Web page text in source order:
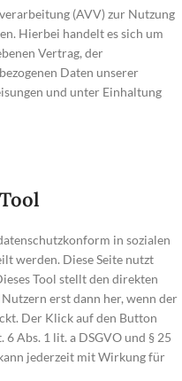
(AVV) zur Nutzung
Hierbei handelt es sich um
Vertrag, der
Daten unserer
und unter Einhaltung
in sozialen
werden. Diese Seite nutzt
Tool stellt den direkten
erst dann her, wenn der
Der Klick auf den Button
Abs. 1 lit. a DSGVO und § 25
jederzeit mit Wirkung für